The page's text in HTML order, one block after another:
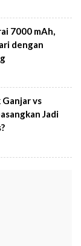
7000 mAh,
dengan
Ganjar vs
Jadi